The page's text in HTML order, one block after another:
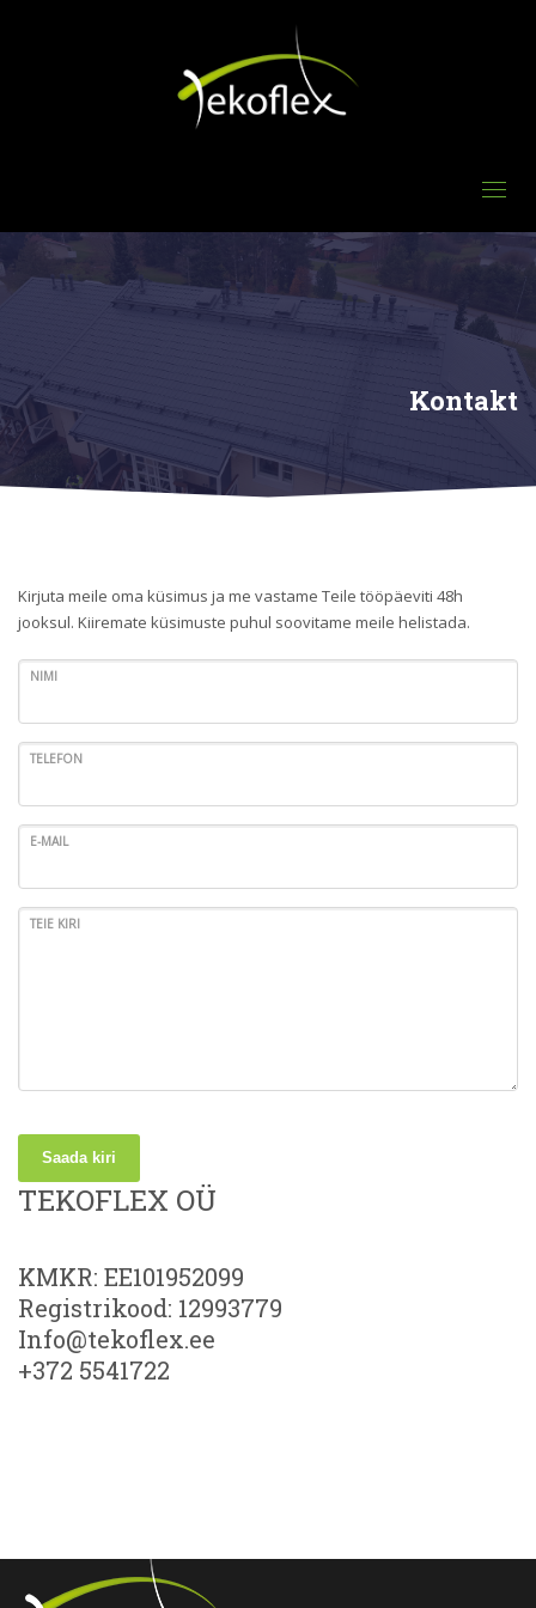
Kontakt
Kirjuta meile oma küsimus ja me vastame Teile tööpäeviti 48h
jooksul. Kiiremate küsimuste puhul soovitame meile helistada.
NIMI
TELEFON
E-MAIL
TEIE KIRI
Saada kiri
TEKOFLEX OÜ
KMKR: EE101952099
Registrikood: 12993779
Info@tekoflex.ee
+372 5541722